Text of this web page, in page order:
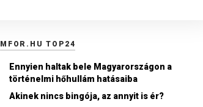
MFOR.HU TOP24
Ennyien haltak bele Magyarországon a
történelmi hőhullám hatásaiba
Akinek nincs bingója, az annyit is ér?